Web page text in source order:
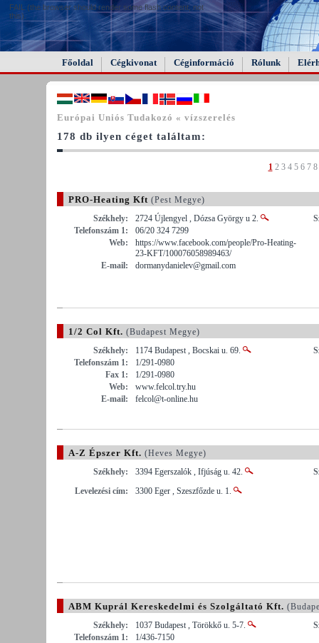
FAIL (the browser should render some flash content, not
this).
Főoldal Cégkivonat Céginformáció Rólunk
Európai Uniós Tudakozó « vízszerelés
178 db ilyen céget találtam:
1 2 3 4 5 6 7 8
PRO-Heating Kft (Pest Megye)
Székhely:
2724 Újlengyel , Dózsa György u 2.
Telefonszám 1:
06/20 324 7299
Web:
https://www.facebook.com/people/Pro-Heating-
23-KFT/100076058989463/
E-mail:
dormanydanielev@gmail.com
1/2 Col Kft. (Budapest Megye)
Székhely:
1174 Budapest , Bocskai u. 69.
Telefonszám 1:
1/291-0980
Fax 1:
1/291-0980
Web:
www.felcol.try.hu
E-mail:
felcol@t-online.hu
A-Z Épszer Kft. (Heves Megye)
Székhely:
3394 Egerszalók , Ifjúság u. 42.
Levelezési cím:
3300 Eger , Szeszfőzde u. 1.
ABM Kuprál Kereskedelmi és Szolgáltató Kft.
Székhely:
1037 Budapest , Törökkő u. 5-7.
Telefonszám 1:
1/436-7150